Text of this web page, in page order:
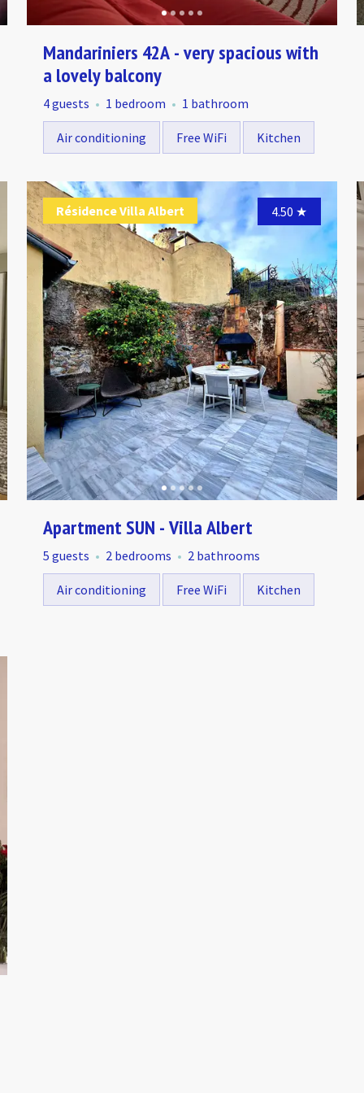
Mandariniers 42A - very spacious with
a lovely balcony
4 guests 1 bedroom 1 bathroom
Air conditioning Free WiFi Kitchen
Résidence Villa Albert 4.95★
Résidence Villa Albert 4.50 ★
Apartment SUN - Villa Albert
5 guests 2 bedrooms 2 bathrooms
Air conditioning Free WiFi Kitchen